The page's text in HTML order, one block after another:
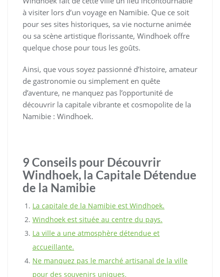
à visiter lors d’un voyage en Namibie. Que ce soit
pour ses sites historiques, sa vie nocturne animée
ou sa scène artistique florissante, Windhoek offre
quelque chose pour tous les goûts.
Ainsi, que vous soyez passionné d’histoire, amateur
de gastronomie ou simplement en quête
d’aventure, ne manquez pas l’opportunité de
découvrir la capitale vibrante et cosmopolite de la
Namibie : Windhoek.
9 Conseils pour Découvrir
Windhoek, la Capitale Détendue
de la Namibie
La capitale de la Namibie est Windhoek.
Windhoek est située au centre du pays.
La ville a une atmosphère détendue et
accueillante.
Ne manquez pas le marché artisanal de la ville
pour des souvenirs uniques.